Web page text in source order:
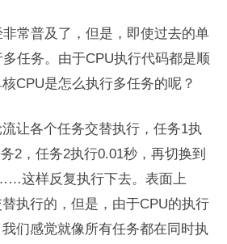
常普及了，但是，即使过去的单
任务。由于CPU执行代码都是顺
CPU是怎么执行多任务的呢？
让各个任务交替执行，任务1执
2，任务2执行0.01秒，再切换到
这样反复执行下去。表面上
执行的，但是，由于CPU的执行
们感觉就像所有任务都在同时执